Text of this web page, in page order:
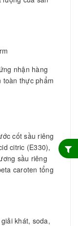
nhận hàng
toàn thực phẩm
cốt sầu riêng
citric (E330),
sầu riêng
caroten tổng
khát, soda,